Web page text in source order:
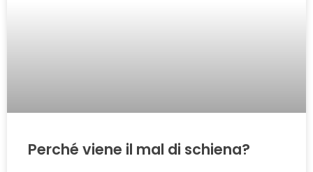
Perché viene il mal di schiena?